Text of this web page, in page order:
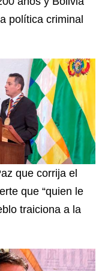
política criminal
que corrija el
que “quien le
traiciona a la